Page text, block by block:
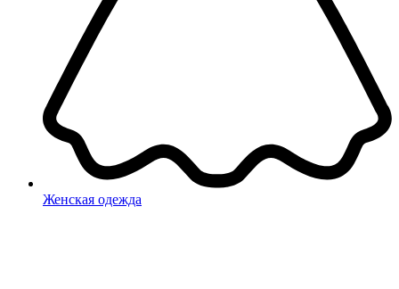
Женская одежда